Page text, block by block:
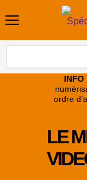
INFO
ordre
LE